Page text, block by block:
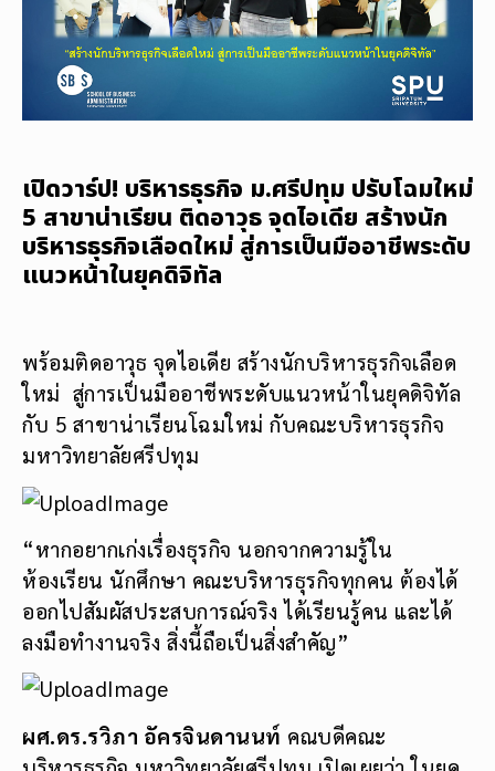
เปิดวาร์ป! บริหารธุรกิจ ม.ศรีปทุม ปรับโฉมใหม่
5 สาขาน่าเรียน ติดอาวุธ จุดไอเดีย สร้างนัก
บริหารธุรกิจเลือดใหม่ สู่การเป็นมืออาชีพระดับ
แนวหน้าในยุคดิจิทัล
พร้อมติดอาวุธ จุดไอเดีย สร้างนักบริหารธุรกิจเลือด
ใหม่ สู่การเป็นมืออาชีพระดับแนวหน้าในยุคดิจิทัล
กับ 5 สาขาน่าเรียนโฉมใหม่ กับคณะบริหารธุรกิจ
มหาวิทยาลัยศรีปทุม
“หากอยากเก่งเรื่องธุรกิจ นอกจากความรู้ใน
ห้องเรียน นักศึกษา คณะบริหารธุรกิจทุกคน ต้องได้
ออกไปสัมผัสประสบการณ์จริง ได้เรียนรู้คน และได้
ลงมือทำงานจริง สิ่งนี้ถือเป็นสิ่งสำคัญ”
ผศ.ดร.รวิภา อัครจินดานนท์ คณบดีคณะ